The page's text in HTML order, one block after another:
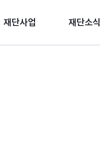
재단사업 재단소식